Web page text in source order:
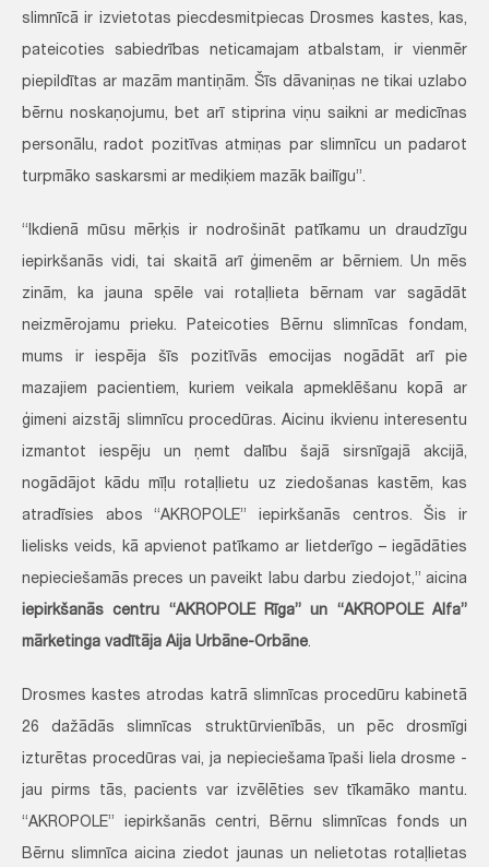
slimnīcā ir izvietotas piecdesmitpiecas Drosmes kastes, kas,
pateicoties sabiedrības neticamajam atbalstam, ir vienmēr
piepildītas ar mazām mantiņām. Šīs dāvaniņas ne tikai uzlabo
bērnu noskaņojumu, bet arī stiprina viņu saikni ar medicīnas
personālu, radot pozitīvas atmiņas par slimnīcu un padarot
turpmāko saskarsmi ar mediķiem mazāk bailīgu”.
“Ikdienā mūsu mērķis ir nodrošināt patīkamu un draudzīgu
iepirkšanās vidi, tai skaitā arī ģimenēm ar bērniem. Un mēs
zinām, ka jauna spēle vai rotaļlieta bērnam var sagādāt
neizmērojamu prieku. Pateicoties Bērnu slimnīcas fondam,
mums ir iespēja šīs pozitīvās emocijas nogādāt arī pie
mazajiem pacientiem, kuriem veikala apmeklēšanu kopā ar
ģimeni aizstāj slimnīcu procedūras. Aicinu ikvienu interesentu
izmantot iespēju un ņemt dalību šajā sirsnīgajā akcijā,
nogādājot kādu mīļu rotaļlietu uz ziedošanas kastēm, kas
atradīsies abos “AKROPOLE” iepirkšanās centros. Šis ir
lielisks veids, kā apvienot patīkamo ar lietderīgo – iegādāties
nepieciešamās preces un paveikt labu darbu ziedojot,” aicina
iepirkšanās centru “AKROPOLE Rīga” un “AKROPOLE Alfa”
mārketinga vadītāja Aija Urbāne-Orbāne.
Drosmes kastes atrodas katrā slimnīcas procedūru kabinetā
26 dažādās slimnīcas struktūrvienībās, un pēc drosmīgi
izturētas procedūras vai, ja nepieciešama īpaši liela drosme -
jau pirms tās, pacients var izvēlēties sev tīkamāko mantu.
“AKROPOLE” iepirkšanās centri, Bērnu slimnīcas fonds un
Bērnu slimnīca aicina ziedot jaunas un nelietotas rotaļlietas